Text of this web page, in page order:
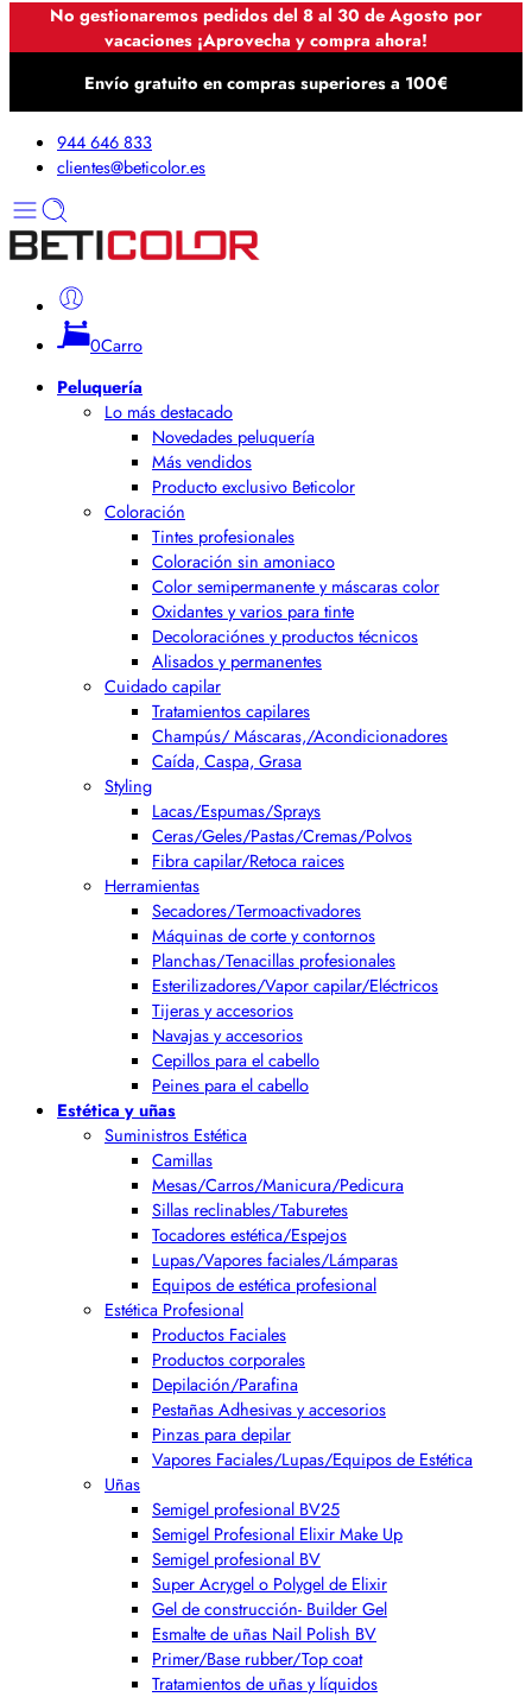
No gestionaremos pedidos del 8 al 30 de Agosto por
vacaciones ¡Aprovecha y compra ahora!
Envío gratuito en compras superiores a 100€
944 646 833
clientes@beticolor.es
0Carro
Peluquería
Lo más destacado
Novedades peluquería
Más vendidos
Producto exclusivo Beticolor
Coloración
Tintes profesionales
Coloración sin amoniaco
Color semipermanente y máscaras color
Oxidantes y varios para tinte
Decoloraciónes y productos técnicos
Alisados y permanentes
Cuidado capilar
Tratamientos capilares
Champús/ Máscaras,/Acondicionadores
Caída, Caspa, Grasa
Styling
Lacas/Espumas/Sprays
Ceras/Geles/Pastas/Cremas/Polvos
Fibra capilar/Retoca raices
Herramientas
Secadores/Termoactivadores
Máquinas de corte y contornos
Planchas/Tenacillas profesionales
Esterilizadores/Vapor capilar/Eléctricos
Tijeras y accesorios
Navajas y accesorios
Cepillos para el cabello
Peines para el cabello
Estética y uñas
Suministros Estética
Camillas
Mesas/Carros/Manicura/Pedicura
Sillas reclinables/Taburetes
Tocadores estética/Espejos
Lupas/Vapores faciales/Lámparas
Equipos de estética profesional
Estética Profesional
Productos Faciales
Productos corporales
Depilación/Parafina
Pestañas Adhesivas y accesorios
Pinzas para depilar
Vapores Faciales/Lupas/Equipos de Estética
Uñas
Semigel profesional BV25
Semigel Profesional Elixir Make Up
Semigel profesional BV
Super Acrygel o Polygel de Elixir
Gel de construcción- Builder Gel
Esmalte de uñas Nail Polish BV
Primer/Base rubber/Top coat
Tratamientos de uñas y líquidos